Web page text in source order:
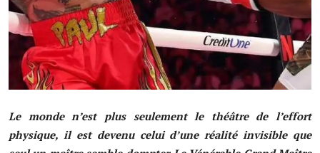
Sécurité
Diplomatie
Investissement
Santé
Le monde n’est plus seulement le théâtre de l’effort
physique, il est devenu celui d’une réalité invisible que